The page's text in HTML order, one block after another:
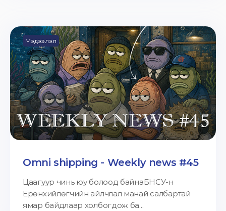
Мэдээлэл
Omni shipping - Weekly news #45
Цаагуур чинь юу болоод байнаБНСУ-н
Ерөнхийлөгчийн айлчлал манай салбартай
ямар байдлаар холбогдож ба...